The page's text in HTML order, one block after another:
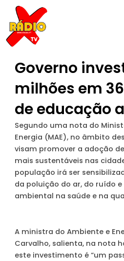
content
Governo
milhões em
de educação
Segundo uma nota do
Energia (MAE), no âmbito
visam promover a adoção
mais sustentáveis nas
população irá ser
da poluição do ar, do ruído
ambiental na saúde e na
A ministra do Ambiente e
Carvalho, salienta, na nota
este investimento é “um